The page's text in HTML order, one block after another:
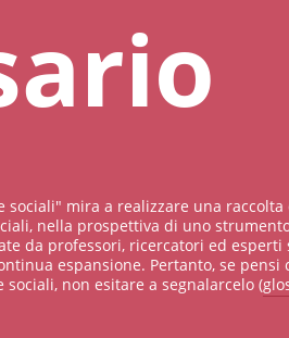
sociali" mira a realizzare una
nella prospettiva di uno
da professori, ricercatori ed
espansione. Pertanto, se
non esitare a segnalarcelo (